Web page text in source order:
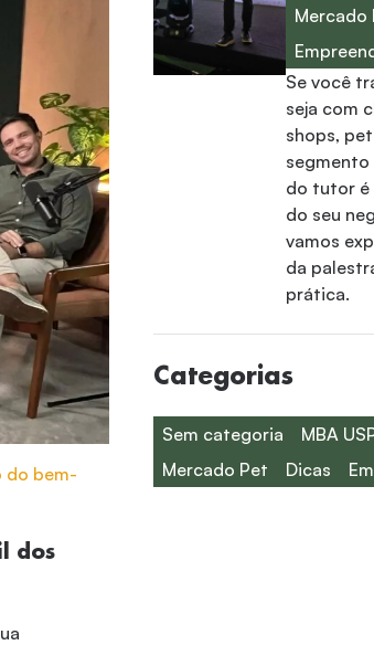
do bem-
dos
Mercado
Se você
seja com
shops,
do tutor é
do seu
vamos
da
prática.
Categorias
Sem categoria MBA
Mercado Pet
Dicas